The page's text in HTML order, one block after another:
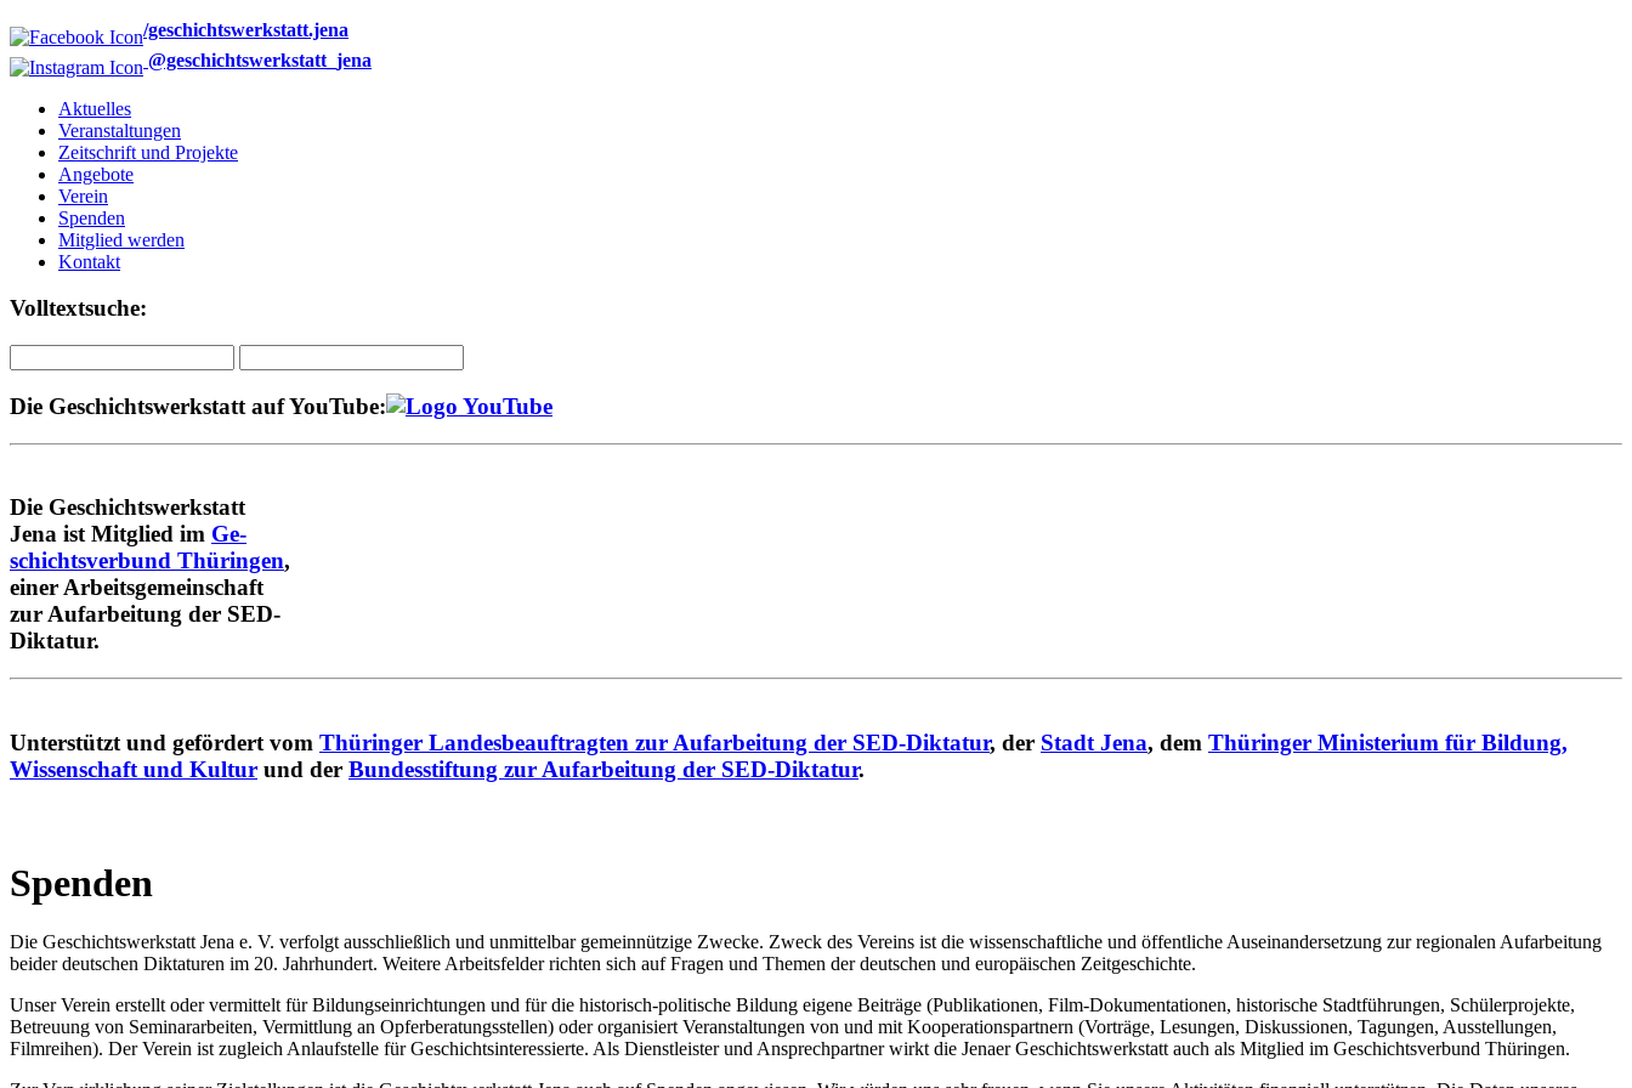
/geschichtswerkstatt.jena
@geschichtswerkstatt_jena
Aktuelles
Veranstaltungen
Zeitschrift und Projekte
Angebote
Verein
Spenden
Mitglied werden
Kontakt
Volltextsuche:
Die Geschichtswerkstatt auf YouTube:
Die Geschichtswerkstatt
Jena ist Mitglied im Ge-
schichtsverbund Thüringen,
einer Arbeitsgemeinschaft
zur Aufarbeitung der SED-
Diktatur.
Unterstützt und gefördert vom Thüringer Landesbeauftragten zur Aufarbeitung der SED-Diktatur, der Stadt Jena, dem Thüringer Ministerium für Bildung,
Wissenschaft und Kultur und der Bundesstiftung zur Aufarbeitung der SED-Diktatur.
Spenden
Die Geschichtswerkstatt Jena e. V. verfolgt ausschließlich und unmittelbar gemeinnützige Zwecke. Zweck des Vereins ist die wissenschaftliche und öffentliche Auseinandersetzung zur regionalen Aufarbeitung
beider deutschen Diktaturen im 20. Jahrhundert. Weitere Arbeitsfelder richten sich auf Fragen und Themen der deutschen und europäischen Zeitgeschichte.
Unser Verein erstellt oder vermittelt für Bildungseinrichtungen und für die historisch-politische Bildung eigene Beiträge (Publikationen, Film-Dokumentationen, historische Stadtführungen, Schülerprojekte,
Betreuung von Seminararbeiten, Vermittlung an Opferberatungsstellen) oder organisiert Veranstaltungen von und mit Kooperationspartnern (Vorträge, Lesungen, Diskussionen, Tagungen, Ausstellungen,
Filmreihen). Der Verein ist zugleich Anlaufstelle für Geschichtsinteressierte. Als Dienstleister und Ansprechpartner wirkt die Jenaer Geschichtswerkstatt auch als Mitglied im Geschichtsverbund Thüringen.